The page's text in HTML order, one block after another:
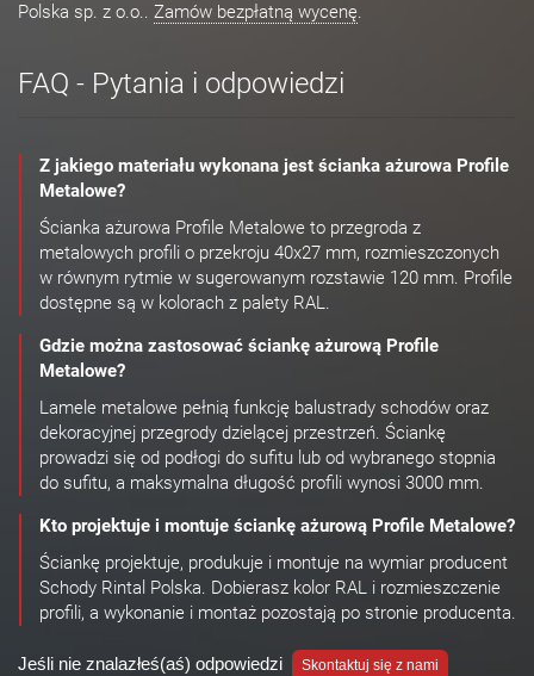
Polska sp. z o.o.. Zamów bezpłatną wycenę.
FAQ - Pytania i odpowiedzi
Z jakiego materiału wykonana jest ścianka ażurowa Profile
Metalowe?
Ścianka ażurowa Profile Metalowe to przegroda z
metalowych profili o przekroju 40x27 mm, rozmieszczonych
w równym rytmie w sugerowanym rozstawie 120 mm. Profile
dostępne są w kolorach z palety RAL.
Gdzie można zastosować ściankę ażurową Profile
Metalowe?
Lamele metalowe pełnią funkcję balustrady schodów oraz
dekoracyjnej przegrody dzielącej przestrzeń. Ściankę
prowadzi się od podłogi do sufitu lub od wybranego stopnia
do sufitu, a maksymalna długość profili wynosi 3000 mm.
Kto projektuje i montuje ściankę ażurową Profile Metalowe?
Ściankę projektuje, produkuje i montuje na wymiar producent
Schody Rintal Polska. Dobierasz kolor RAL i rozmieszczenie
profili, a wykonanie i montaż pozostają po stronie producenta.
Jeśli nie znalazłeś(aś) odpowiedzi Skontaktuj się z nami